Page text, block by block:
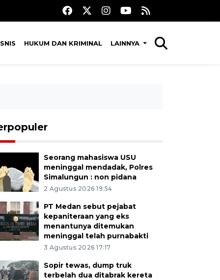
HUKUM DAN KRIMINAL LAINNYA
Seorang mahasiswa USU
meninggal mendadak, Polres
Simalungun : non pidana
2 Agustus 2026 19:54
PT Medan sebut pejabat
kepaniteraan yang eks
menantunya ditemukan
meninggal telah purnabakti
3 Agustus 2026 17:17
Sopir tewas, dump truk
terbelah dua ditabrak kereta